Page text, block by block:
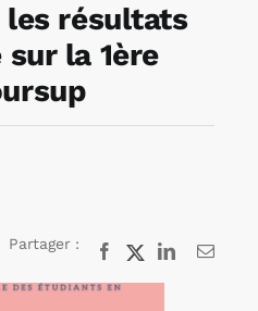
les résultats
la 1ère
Partager : Facebook
X LinkedInEmail